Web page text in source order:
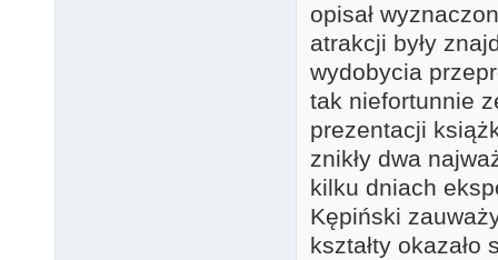
opisał
atrakcji były
wydobycia
tak niefortunnie
prezentacji
znikły dwa
kilku dniach
Kępiński
kształty